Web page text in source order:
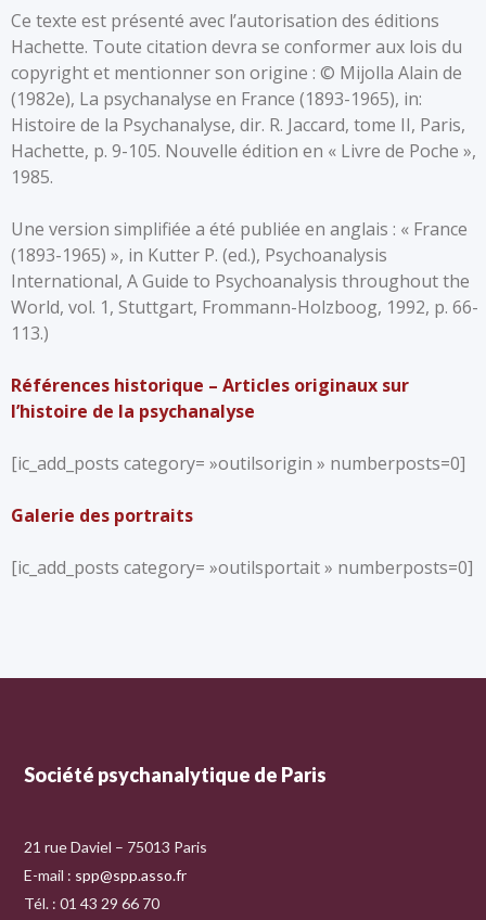
Ce texte est présenté avec l’autorisation des éditions
Hachette. Toute citation devra se conformer aux lois du
copyright et mentionner son origine : © Mijolla Alain de
(1982e), La psychanalyse en France (1893-1965), in:
Histoire de la Psychanalyse, dir. R. Jaccard, tome II, Paris,
Hachette, p. 9-105. Nouvelle édition en « Livre de Poche »,
1985.
Une version simplifiée a été publiée en anglais : « France
(1893-1965) », in Kutter P. (ed.), Psychoanalysis
International, A Guide to Psychoanalysis throughout the
World, vol. 1, Stuttgart, Frommann-Holzboog, 1992, p. 66-
113.)
Références historique – Articles originaux sur
l’histoire de la psychanalyse
[ic_add_posts category= »outilsorigin » numberposts=0]
Galerie des portraits
[ic_add_posts category= »outilsportait » numberposts=0]
Société psychanalytique de Paris
21 rue Daviel – 75013 Paris
E-mail : spp@spp.asso.fr
Tél. : 01 43 29 66 70